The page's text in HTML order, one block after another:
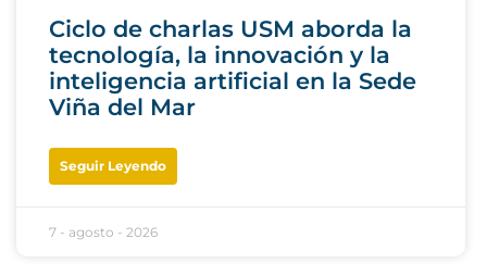
Ciclo de charlas USM aborda la
tecnología, la innovación y la
inteligencia artificial en la Sede
Viña del Mar
Seguir Leyendo
7 - agosto - 2026